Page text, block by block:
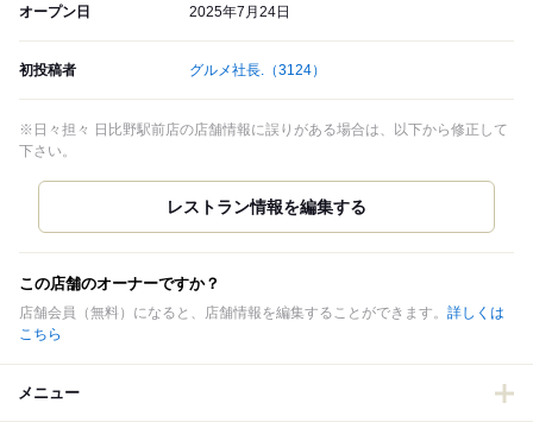
オープン日 2025年7月24日
初投稿者 グルメ社長. （3124）
※日々担々 日比野駅前店の店舗情報に誤りがある場合は、以下から修正して
下さい。
この店舗のオーナーですか？
店舗会員（無料）になると、店舗情報を編集することができます。 詳しくは
こちら
メニュー